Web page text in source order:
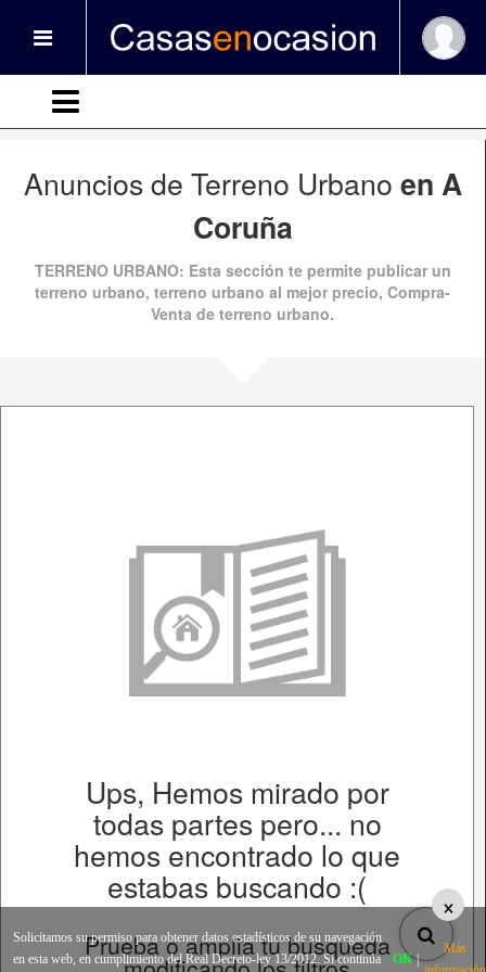
Anuncios de Terreno Urbano en A
Coruña
TERRENO URBANO: Esta sección te permite publicar un
terreno urbano, terreno urbano al mejor precio, Compra-
Venta de terreno urbano.
Ups, Hemos mirado por
todas partes pero... no
hemos encontrado lo que
estabas buscando :(
Prueba o amplia tu busqueda
×
Solicitamos su permiso para obtener datos estadísticos de su navegación
en esta web, en cumplimiento del Real Decreto-ley 13/2012. Si continúa
OK |
Más